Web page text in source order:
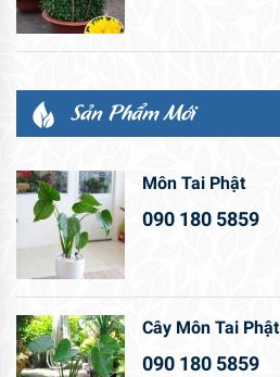
Sản Phẩm Mới
Môn Tai Phật
090 180 5859
Cây Môn Tai Phật
090 180 5859